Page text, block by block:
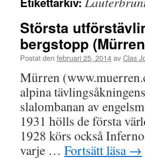
Största
bergstopp
Postat den februari 25, 2014avClas
Mürren
alpina
slalombanan av
1931 hölls de första
1928 körs också
varje … Fortsätt läsa →